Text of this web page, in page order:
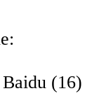
Baidu (16)